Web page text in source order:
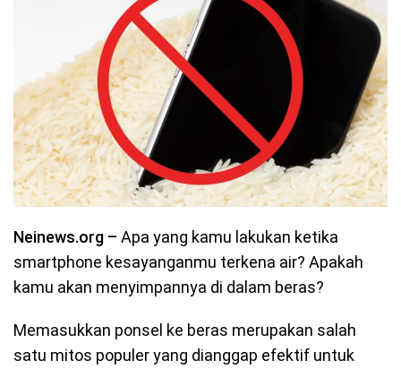
Neinews.org – Apa yang kamu lakukan ketika
smartphone kesayanganmu terkena air? Apakah
kamu akan menyimpannya di dalam beras?
Memasukkan ponsel ke beras merupakan salah
satu mitos populer yang dianggap efektif untuk